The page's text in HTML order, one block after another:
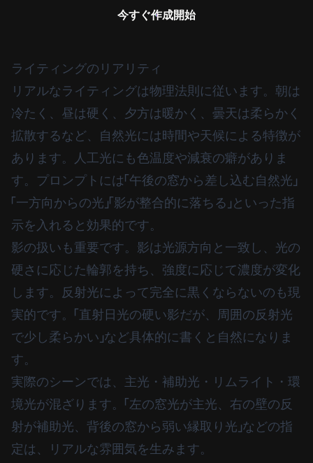
今すぐ作成開始
ライティングのリアリティ
リアルなライティングは物理法則に従います。朝は
冷たく、昼は硬く、夕方は暖かく、曇天は柔らかく
拡散するなど、自然光には時間や天候による特徴が
あります。人工光にも色温度や減衰の癖がありま
す。プロンプトには「午後の窓から差し込む自然光」
「一方向からの光」「影が整合的に落ちる」といった指
示を入れると効果的です。
影の扱いも重要です。影は光源方向と一致し、光の
硬さに応じた輪郭を持ち、強度に応じて濃度が変化
します。反射光によって完全に黒くならないのも現
実的です。「直射日光の硬い影だが、周囲の反射光
で少し柔らかい」など具体的に書くと自然になりま
す。
実際のシーンでは、主光・補助光・リムライト・環
境光が混ざります。「左の窓光が主光、右の壁の反
射が補助光、背後の窓から弱い縁取り光」などの指
定は、リアルな雰囲気を生みます。